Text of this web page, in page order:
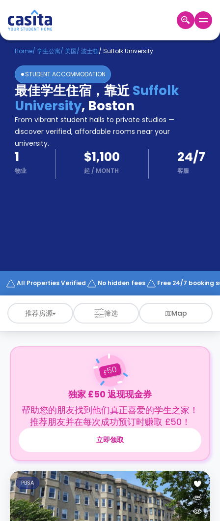
Home ZH USD
登
入
Booking
Accommodation
About
us
Blog
Refer
And
Earn
Become
Works
Home/ 学生公寓/ 美国/ 波士顿/ Suffolk University
STUDENT ACCOMMODATION
最佳学生住宿，靠近Suffolk
University, Boston
From vibrant student halls to private studios —
discover verified, affordable rooms near your
university.
1
物业
$1,100
起 / MONTH
24/7
客服
All Properties Verified No hidden fees Free 24/7 booking
推荐房源 筛选 Map
£50
独家 £50 返现现金券
帮助您的朋友找到他们真正喜爱的学生之家！
推荐朋友并在每次成功预订时赚取 £50！
立即领取
PBSA